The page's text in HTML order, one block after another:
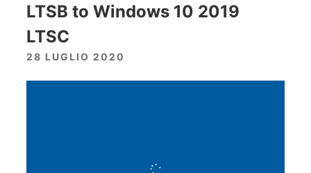
LTSB to Windows 10 2019
LTSC
28 LUGLIO 2020